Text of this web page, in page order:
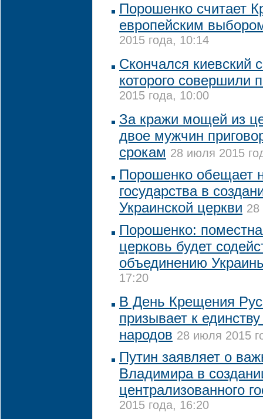
Порошенко считает
европейским
2015 года, 10:14
Скончался киевский
которого совершили
2015 года, 10:00
За кражи мощей из
двое мужчин
срокам 28 июля 2015
Порошенко обещает
государства в
Украинской церкви 28
Порошенко:
церковь будет
объединению
17:20
В День Крещения
призывает к
народов 28 июля 2015
Путин заявляет о
Владимира в
централизованного
2015 года, 16:20